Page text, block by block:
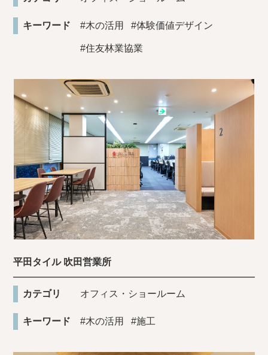
キーワード #木の活用 #体験価値デザイン
#住友林業協業
平田タイル 吹田営業所
カテゴリ オフィス・ショールーム
キーワード #木の活用 #施工